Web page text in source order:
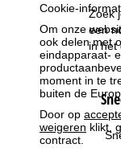
Cookie-
Om onze
ook delen met
eindapparaat-
moment in te
buiten de
Door op
weigeren klikt,
contract.
r
t
p
a
Zoek
een
in het